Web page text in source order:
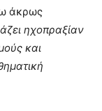
άκρως
ηχοπραξίαν
και